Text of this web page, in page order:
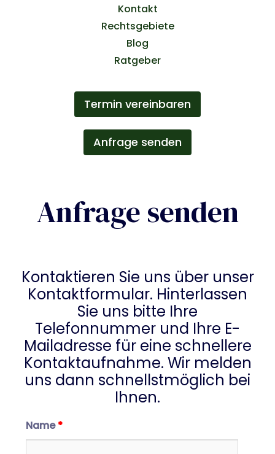
Kontakt
Rechtsgebiete
Blog
Ratgeber
Termin vereinbaren
Anfrage senden
Anfrage senden
Kontaktieren Sie uns über unser
Kontaktformular. Hinterlassen
Sie uns bitte Ihre
Telefonnummer und Ihre E-
Mailadresse für eine schnellere
Kontaktaufnahme. Wir melden
uns dann schnellstmöglich bei
Ihnen.
Name*